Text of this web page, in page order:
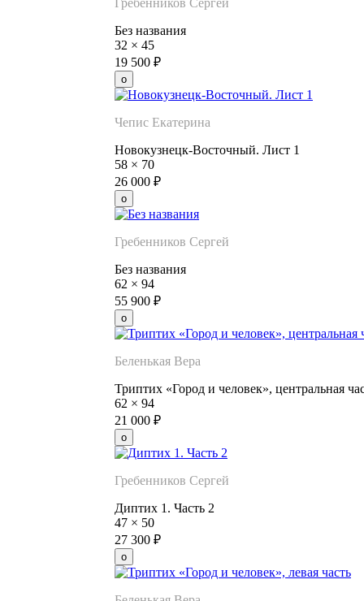
Гребенников Сергей
Без названия
32 × 45
19 500 ₽
Чепис Екатерина
Новокузнецк-Восточный. Лист 1
58 × 70
26 000 ₽
Гребенников Сергей
Без названия
62 × 94
55 900 ₽
Беленькая Вера
Триптих «Город и человек», центральная
62 × 94
21 000 ₽
Гребенников Сергей
Диптих 1. Часть 2
47 × 50
27 300 ₽